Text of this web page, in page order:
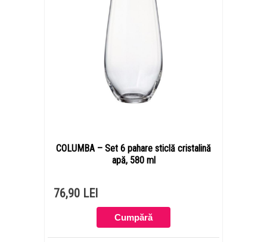
COLUMBA – Set 6 pahare sticlă cristalină
apă, 580 ml
76,90 LEI